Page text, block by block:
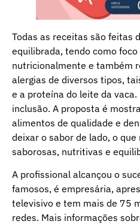
Todas as receitas são feitas
equilibrada, tendo como
nutricionalmente e também
alergias de diversos tipos,
e a proteína do leite da
inclusão. A proposta é
alimentos de qualidade e
deixar o sabor de lado, o
saborosas, nutritivas e
A profissional alcançou o
famosos, é empresária,
televisivo e tem mais de 75
redes. Mais informações